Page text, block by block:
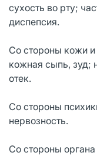
сухость во рту;
диспепсия.
Со стороны кожи
кожная сыпь, зуд;
отек.
Со стороны
нервозность.
Со стороны